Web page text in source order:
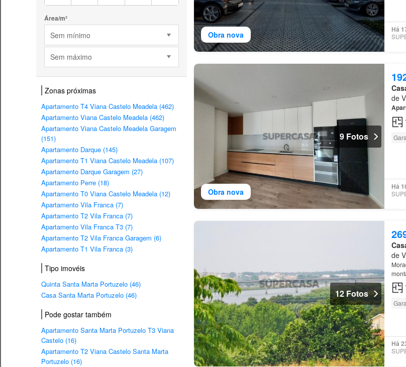
Área/m²
Sem mínimo
Sem máximo
Zonas próximas
Apartamento T4 Viana Castelo Meadela (462)
Apartamento Viana Castelo Meadela (462)
Apartamento Viana Castelo Meadela Garagem
(151)
Apartamento Darque (145)
Apartamento T1 Viana Castelo Meadela (107)
Apartamento Darque Garagem (27)
Apartamento Perre (18)
Apartamento T0 Viana Castelo Meadela (12)
Apartamento Vila Franca (7)
Apartamento T2 Vila Franca (7)
Apartamento Vila Franca T3 (7)
Apartamento T2 Vila Franca Garagem (6)
Apartamento T1 Vila Franca (3)
Tipo imovéis
Quinta Santa Marta Portuzelo (46)
Casa Santa Marta Portuzelo (46)
Pode gostar também
Apartamento Santa Marta Portuzelo T3 Viana
Castelo (16)
Apartamento T2 Viana Castelo Santa Marta
Portuzelo (16)
Obra nova
Há
Obra nova
9 Fotos
de
Há
12 Fotos
de
Há